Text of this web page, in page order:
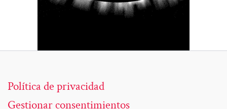
Política de privacidad
Gestionar consentimientos